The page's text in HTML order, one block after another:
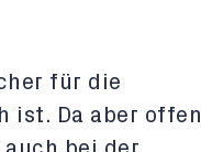
für die
ist. Da aber offen